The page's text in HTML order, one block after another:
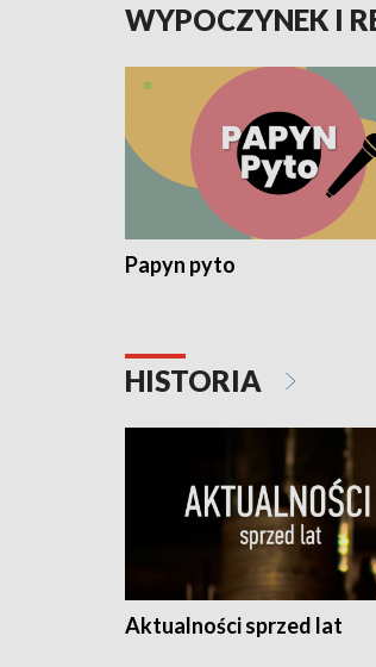
WYPOCZYNEK I
Papyn pyto
HISTORIA
Aktualności sprzed lat